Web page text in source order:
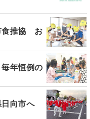
食推協 お
年恒例の
日向市へ